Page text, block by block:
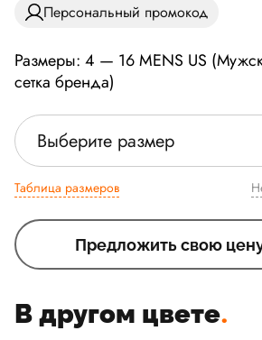
Персональный промокод
Размеры: 4 — 16 MENS US
сетка бренда)
Выберите размер
Таблица размеров
Предложить свою
В другом цвете.